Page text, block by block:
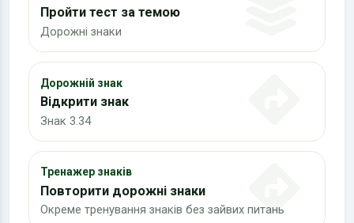
Пройти тест за темою
Дорожні знаки
Дорожній знак
Відкрити знак
Знак 3.34
Тренажер знаків
Повторити дорожні знаки
Окреме тренування знаків без зайвих питань